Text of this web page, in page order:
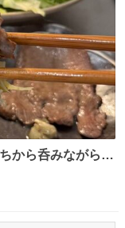
から呑みながらキ